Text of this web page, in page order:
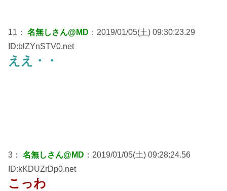
11： 名無しさん@MD ：2019/01/05(土) 09:30:23.29
ID:blZYnSTV0.net
ええ・・
3： 名無しさん@MD ：2019/01/05(土) 09:28:24.56
ID:kKDUZrDp0.net
こっわ